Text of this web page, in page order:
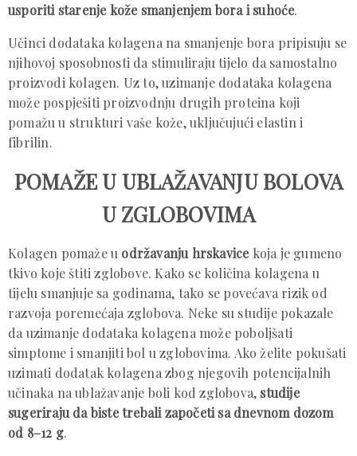
usporiti starenje kože smanjenjem bora i suhoće.
Učinci dodataka kolagena na smanjenje bora pripisuju se
njihovoj sposobnosti da stimuliraju tijelo da samostalno
proizvodi kolagen. Uz to, uzimanje dodataka kolagena
može pospješiti proizvodnju drugih proteina koji
pomažu u strukturi vaše kože, uključujući elastin i
fibrilin.
POMAŽE U UBLAŽAVANJU BOLOVA
U ZGLOBOVIMA
Kolagen pomaže u održavanju hrskavicekoja je gumeno
tkivo koje štiti zglobove. Kako se količina kolagena u
tijelu smanjuje sa godinama, tako se povećava rizik od
razvoja poremećaja zglobova. Neke su studije pokazale
da uzimanje dodataka kolagena može poboljšati
simptome i smanjiti bol u zglobovima. Ako želite pokušati
uzimati dodatak kolagena zbog njegovih potencijalnih
učinaka na ublažavanje boli kod zglobova, studije
sugeriraju da biste trebali započeti sa dnevnom dozom
od 8–12 g.